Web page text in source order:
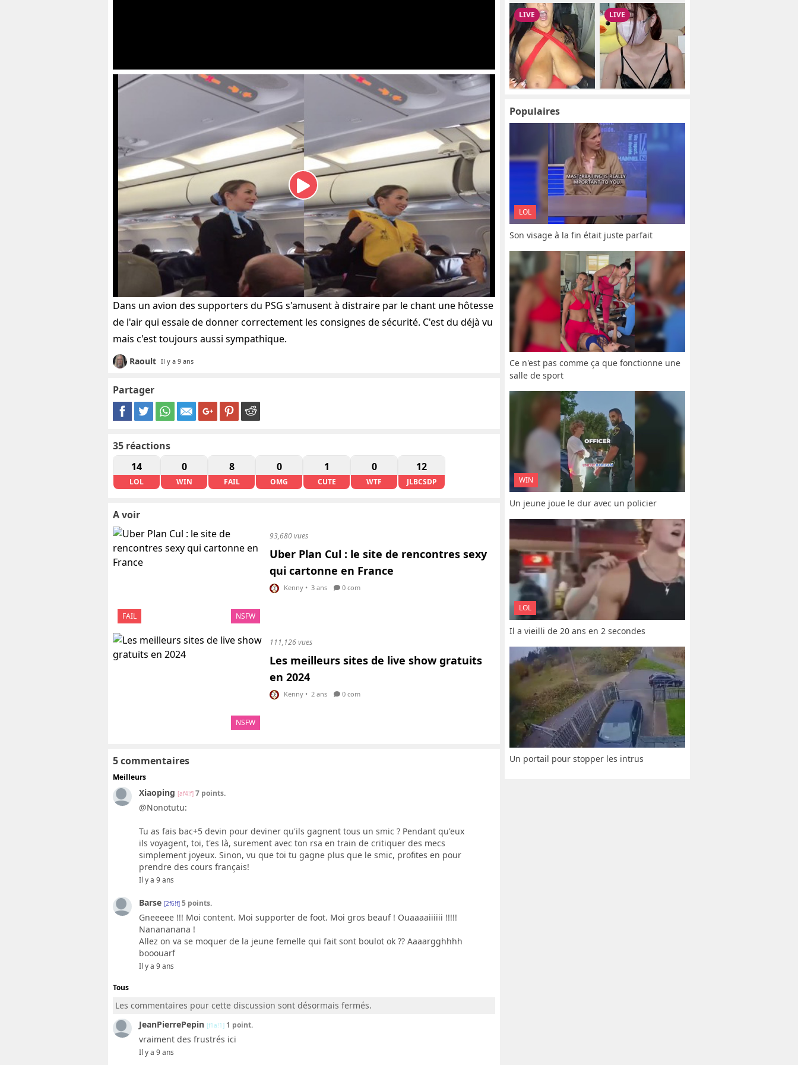
Dans un avion des supporters du PSG s'amusent à distraire par le chant une hôtesse
de l'air qui essaie de donner correctement les consignes de sécurité. C'est du déjà vu
mais c'est toujours aussi sympathique.
Raoult Il y a 9 ans
Partager
35 réactions
14
LOL
0
WIN
8
FAIL
0
OMG
1
CUTE
0
WTF
12
JLBCSDP
A voir
FAIL NSFW
93,680 vues
Uber Plan Cul : le site de rencontres sexy
qui cartonne en France
Kenny • 3 ans 0 com
NSFW
111,126 vues
Les meilleurs sites de live show gratuits
en 2024
Kenny • 2 ans 0 com
5 commentaires
Meilleurs
Xiaoping [af4!f] 7 points.
@Nonotutu:
Tu as fais bac+5 devin pour deviner qu'ils gagnent tous un smic ? Pendant qu'eux
ils voyagent, toi, t'es là, surement avec ton rsa en train de critiquer des mecs
simplement joyeux. Sinon, vu que toi tu gagne plus que le smic, profites en pour
prendre des cours français!
Il y a 9 ans
Barse [2f6!f] 5 points.
Gneeeee !!! Moi content. Moi supporter de foot. Moi gros beauf ! Ouaaaaiiiiii !!!!!
Nanananana !
Allez on va se moquer de la jeune femelle qui fait sont boulot ok ?? Aaaargghhhh
booouarf
Il y a 9 ans
Tous
Les commentaires pour cette discussion sont désormais fermés.
JeanPierrePepin [f1a!1] 1 point.
vraiment des frustrés ici
Il y a 9 ans
Populaires
LOL
Son visage à la fin était juste parfait
Ce n'est pas comme ça que fonctionne une
salle de sport
WIN
Un jeune joue le dur avec un policier
LOL
Il a vieilli de 20 ans en 2 secondes
Un portail pour stopper les intrus